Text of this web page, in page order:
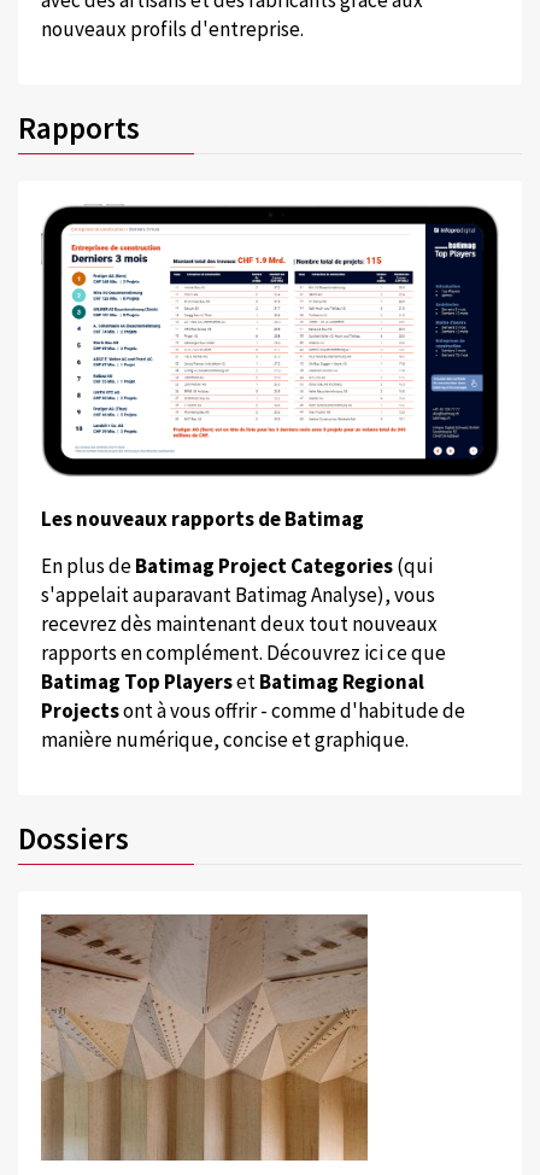
nouveaux profils d'entreprise.
Rapports
Les nouveaux rapports de Batimag
En plus deBatimag Project Categories(qui
s'appelait auparavant Batimag Analyse), vous
recevrez dès maintenant deux tout nouveaux
rapports en complément. Découvrez ici ce que
Batimag Top PlayersetBatimag Regional
Projectsont à vous offrir - comme d'habitude de
manière numérique, concise et graphique.
Dossiers